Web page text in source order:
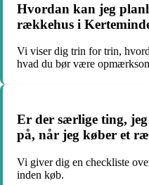
Hvordan kan jeg
rækkehus i
Vi viser dig trin for trin,
hvad du bør være
Er der særlige ting,
på, når jeg køber et
Vi giver dig en checkliste
inden køb.